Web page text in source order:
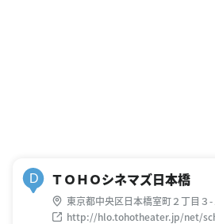
D ＴＯＨＯシネマズ日本橋
東京都中央区日本橋室町２丁目３
http://hlo.tohotheater.jp/net/